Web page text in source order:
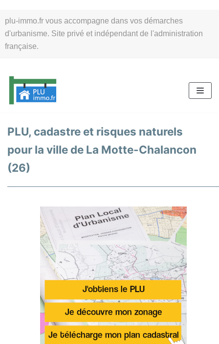
plu-immo.fr vous accompagne dans vos démarches
d'urbanisme. Site privé et indépendant de l'administration
française.
au
contenu
PLU, cadastre et risques naturels
pour la ville de La Motte-Chalancon
(26)